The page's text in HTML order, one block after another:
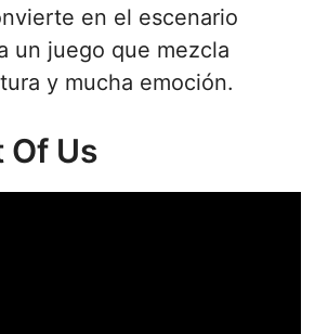
en el escenario
un juego que mezcla
y mucha emoción.
Of Us